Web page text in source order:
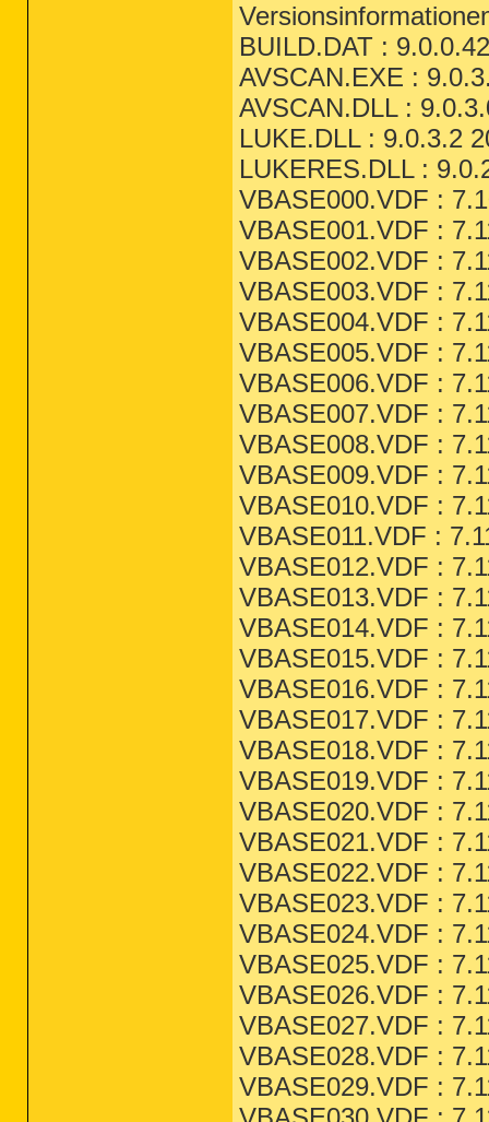
BUILD.DAT :
AVSCAN.EXE :
AVSCAN.DLL :
LUKE.DLL : 9.0.3.2
LUKERES.DLL :
VBASE000.VDF :
VBASE001.VDF :
VBASE002.VDF :
VBASE003.VDF :
VBASE004.VDF :
VBASE005.VDF :
VBASE006.VDF :
VBASE007.VDF :
VBASE008.VDF :
VBASE009.VDF :
VBASE010.VDF :
VBASE011.VDF :
VBASE012.VDF :
VBASE013.VDF :
VBASE014.VDF :
VBASE015.VDF :
VBASE016.VDF :
VBASE017.VDF :
VBASE018.VDF :
VBASE019.VDF :
VBASE020.VDF :
VBASE021.VDF :
VBASE022.VDF :
VBASE023.VDF :
VBASE024.VDF :
VBASE025.VDF :
VBASE026.VDF :
VBASE027.VDF :
VBASE028.VDF :
VBASE029.VDF :